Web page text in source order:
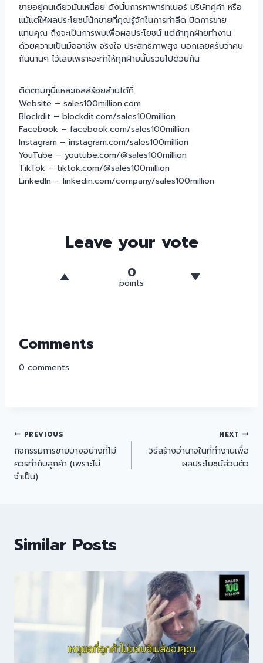
ขายอยู่คนเดียวมันเหนื่อย ดังนั้นการหาพาร์ทเนอร์ บริษัทคู่ค้า หรือ
แม้แต่ให้ผลประโยชน์นักขายที่คุณรู้จักในการทำลีด ปิดการขาย
แทนคุณ ถึงจะเป็นการพบเพื่อผลประโยชน์ แต่ถ้าทุกฝ่ายทำงาน
ด้วยความเป็นมืออาชีพ จริงใจ ประสิทธิภาพสูง บอกเลยครับว่าคบ
กันนานๆ ไว้เลยเพราะจะทำให้ทุกฝ่ายนั้นรวยไปด้วยกัน
ติดตามกูนี่แหละเซลล์ร้อยล้านได้ที่
Website – sales100million.com
Blockdit – blockdit.com/sales100million
Facebook – facebook.com/sales100million
Instagram – instagram.com/sales100million
YouTube – youtube.com/@sales100million
TikTok – tiktok.com/@sales100million
LinkedIn – linkedin.com/company/sales100million
Leave your vote
0
points
Comments
0 comments
PREVIOUS
กิจกรรมการขายบางอย่างที่ไม่
ควรทำกับลูกค้า (เพราะไม่
จำเป็น)
NEXT
วิธีสร้างอำนาจในที่ทำงานเพื่อ
ผลประโยชน์ส่วนตัว
Similar Posts